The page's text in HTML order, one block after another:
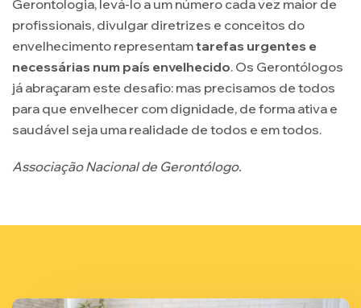
Gerontologia, levá-lo a um número cada vez maior de
profissionais, divulgar diretrizes e conceitos do
envelhecimento representamtarefas urgentes e
necessárias num país envelhecido. Os Gerontólogos
já abraçaram este desafio: mas precisamos de todos
para que envelhecer com dignidade, de forma ativa e
saudável seja uma realidade de todos e em todos.
Associação Nacional de Gerontólogo.